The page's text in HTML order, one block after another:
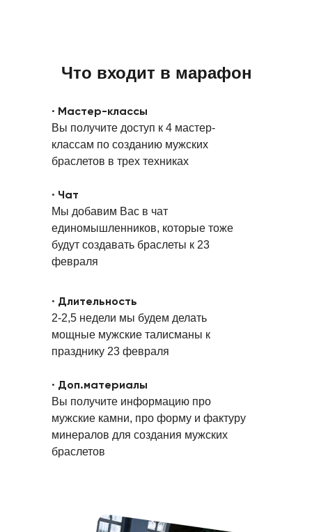
Что входит в марафон
· Мастер-классы
Вы получите доступ к 4 мастер-
классам по созданию мужских
браслетов в трех техниках
· Чат
Мы добавим Вас в чат
единомышленников, которые тоже
будут создавать браслеты к 23
февраля
· Длительность
2-2,5 недели мы будем делать
мощные мужские талисманы к
празднику 23 февраля
· Доп.материалы
Вы получите информацию про
мужские камни, про форму и фактуру
минералов для создания мужских
браслетов